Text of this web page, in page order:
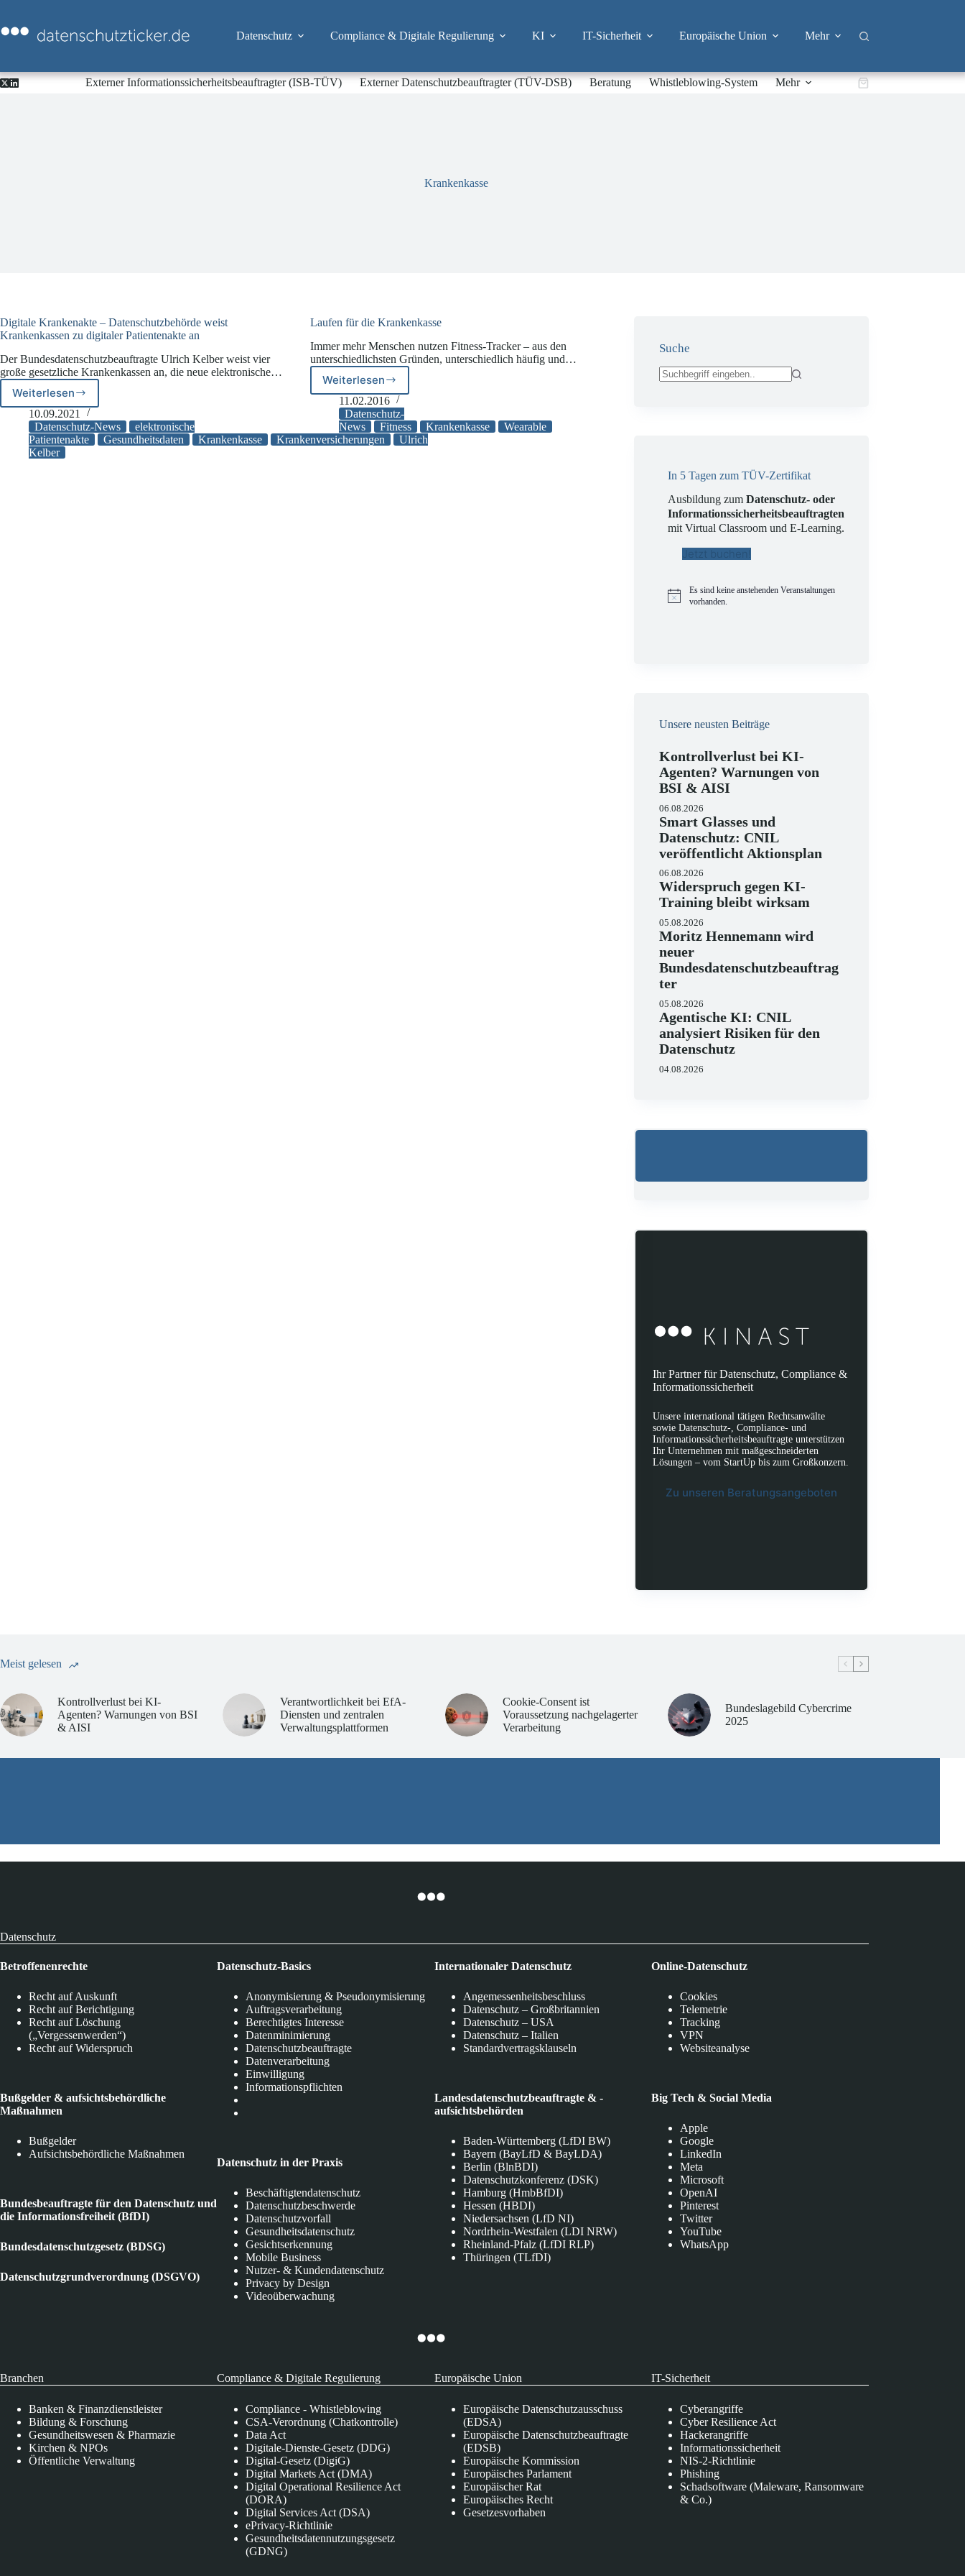
springen
Datenschutz Compliance & Digitale Regulierung KI IT-Sicherheit Europäische Union Mehr
Externer Informationssicherheitsbeauftragter (ISB-TÜV) Externer Datenschutzbeauftragter (TÜV-DSB) Beratung Whistleblowing-System Mehr Warenkorb
Krankenkasse
Digitale Krankenakte – Datenschutzbehörde weist
Krankenkassen zu digitaler Patientenakte an
Der Bundesdatenschutzbeauftragte Ulrich Kelber weist vier
große gesetzliche Krankenkassen an, die neue elektronische…
Weiterlesen
Digitale
Krankenakte
–
Datenschutzbehörde
weist
10.09.2021
Datenschutz-News
elektronische
Patientenakte
Gesundheitsdaten Krankenkasse Krankenversicherungen
Ulrich
Kelber
Laufen für die Krankenkasse
Immer mehr Menschen nutzen Fitness-Tracker – aus den
unterschiedlichsten Gründen, unterschiedlich häufig und…
Weiterlesen
Laufen
für
die
Krankenkasse
11.02.2016
Datenschutz-
News
Fitness Krankenkasse Wearable
Suche
In 5 Tagen zum TÜV-Zertifikat
Ausbildung zumDatenschutz- oder
Informationssicherheitsbeauftragten
mit Virtual Classroom und E-Learning.
Jetzt buchen!
H
Es sind keine anstehenden Veranstaltungen
vorhanden.
Unsere neusten Beiträge
Kontrollverlust bei KI-
Agenten? Warnungen von
BSI & AISI
06.08.2026
Smart Glasses und
Datenschutz: CNIL
veröffentlicht Aktionsplan
06.08.2026
Widerspruch gegen KI-
Training bleibt wirksam
05.08.2026
Moritz Hennemann wird
neuer
Bundesdatenschutzbeauftrag
ter
05.08.2026
Agentische KI: CNIL
analysiert Risiken für den
Datenschutz
04.08.2026
Ihr Partner für Datenschutz, Compliance &
Informationssicherheit
Unsere international tätigen Rechtsanwälte
sowie Datenschutz-, Compliance- und
Informationssicherheitsbeauftragte unterstützen
Ihr Unternehmen mit maßgeschneiderten
Lösungen – vom StartUp bis zum Großkonzern.
Zu unseren Beratungsangeboten
Meist gelesen
Kontrollverlust bei KI-
Agenten? Warnungen von BSI
& AISI
Verantwortlichkeit bei EfA-
Diensten und zentralen
Verwaltungsplattformen
Cookie-Consent ist
Voraussetzung nachgelagerter
Verarbeitung
Bundeslagebild Cybercrime
2025
Datenschutz
Betroffenenrechte
Recht auf Auskunft
Recht auf Berichtigung
Recht auf Löschung
(„Vergessenwerden“)
Recht auf Widerspruch
Bußgelder & aufsichtsbehördliche
Maßnahmen
Bußgelder
Aufsichtsbehördliche Maßnahmen
Bundesbeauftragte für den Datenschutz und
die Informationsfreiheit (BfDI)
Bundesdatenschutzgesetz (BDSG)
Datenschutzgrundverordnung (DSGVO)
Datenschutz-Basics
Anonymisierung & Pseudonymisierung
Auftragsverarbeitung
Berechtigtes Interesse
Datenminimierung
Datenschutzbeauftragte
Datenverarbeitung
Einwilligung
Informationspflichten
Datenschutz in der Praxis
Beschäftigtendatenschutz
Datenschutzbeschwerde
Datenschutzvorfall
Gesundheitsdatenschutz
Gesichtserkennung
Mobile Business
Nutzer- & Kundendatenschutz
Privacy by Design
Videoüberwachung
Internationaler Datenschutz
Angemessenheitsbeschluss
Datenschutz – Großbritannien
Datenschutz – USA
Datenschutz – Italien
Standardvertragsklauseln
Landesdatenschutzbeauftragte & -
aufsichtsbehörden
Baden-Württemberg (LfDI BW)
Bayern (BayLfD & BayLDA)
Berlin (BlnBDI)
Datenschutzkonferenz (DSK)
Hamburg (HmbBfDI)
Hessen (HBDI)
Niedersachsen (LfD NI)
Nordrhein-Westfalen (LDI NRW)
Rheinland-Pfalz (LfDI RLP)
Thüringen (TLfDI)
Online-Datenschutz
Cookies
Telemetrie
Tracking
VPN
Websiteanalyse
Big Tech & Social Media
Apple
Google
LinkedIn
Meta
Microsoft
OpenAI
Pinterest
Twitter
YouTube
WhatsApp
Branchen
Banken & Finanzdienstleister
Bildung & Forschung
Gesundheitswesen & Pharmazie
Kirchen & NPOs
Öffentliche Verwaltung
Compliance & Digitale Regulierung
Compliance - Whistleblowing
CSA-Verordnung (Chatkontrolle)
Data Act
Digitale-Dienste-Gesetz (DDG)
Digital-Gesetz (DigiG)
Digital Markets Act (DMA)
Digital Operational Resilience Act
(DORA)
Digital Services Act (DSA)
ePrivacy-Richtlinie
Gesundheitsdatennutzungsgesetz
(GDNG)
Europäische Union
Europäische Datenschutzausschuss
(EDSA)
Europäische Datenschutzbeauftragte
(EDSB)
Europäische Kommission
Europäisches Parlament
Europäischer Rat
Europäisches Recht
Gesetzesvorhaben
IT-Sicherheit
Cyberangriffe
Cyber Resilience Act
Hackerangriffe
Informationssicherheit
NIS-2-Richtlinie
Phishing
Schadsoftware (Maleware, Ransomware
& Co.)